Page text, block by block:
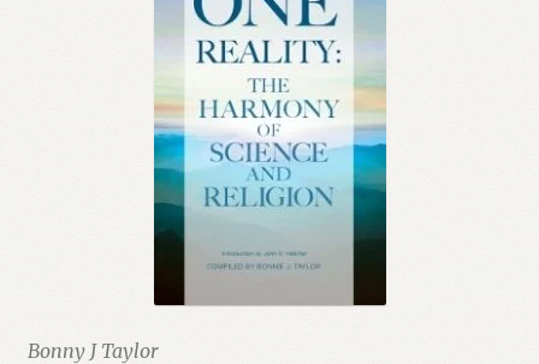
Bonny J Taylor